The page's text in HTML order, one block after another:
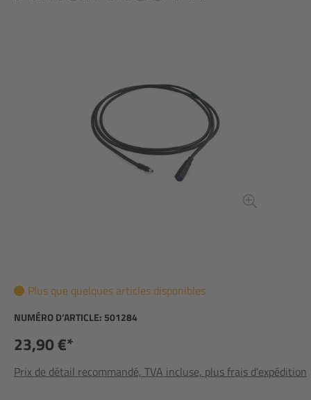
Plus que quelques articles disponibles
NUMÉRO D’ARTICLE: 501284
23,90 €*
Prix de détail recommandé, TVA incluse, plus frais d'expédition